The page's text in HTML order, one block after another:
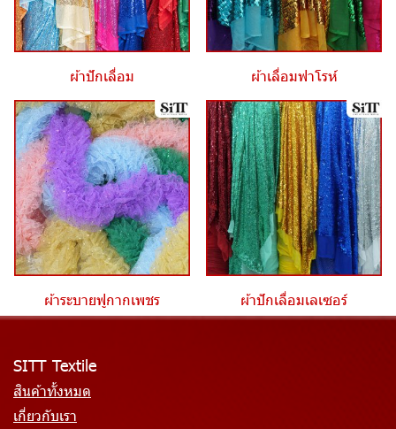
ผ้าปักเลื่อม ผ้าเลื่อมฟาโรห์
ผ้าระบายฟูกากเพชร ผ้าปักเลื่อมเลเซอร์
SITT Textile
สินค้าทั้งหมด
เกี่ยวกับเรา